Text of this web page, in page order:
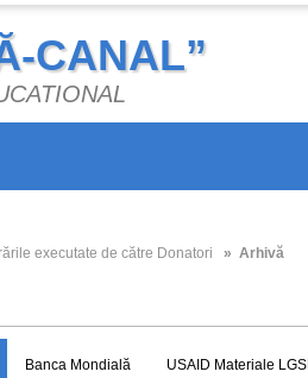
CANAL”
executate de către Donatori » Arhivă
Banca Mondială USAID Materiale